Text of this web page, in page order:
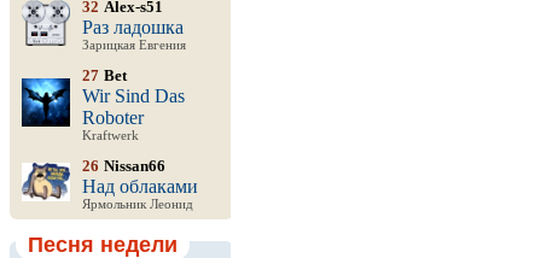
32 Alex-s51
Раз ладошка
Зарицкая Евгения
27 Bet
Wir Sind Das
Roboter
Kraftwerk
26 Nissan66
Над облаками
Ярмольник Леонид
Песня недели